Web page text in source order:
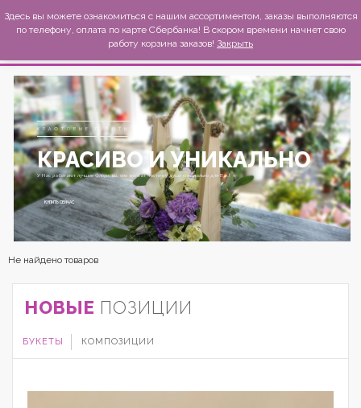
MexиKo
КРАФТОВЫЕ РАБОТЫ
КРАСИВО И УНИКАЛЬНО
У Нас работают лучшие флористы, они вложат частичку души специально для Вас!
КУПИТЬ СЕЙЧАС
Не найдено товаров
НОВЫЕ ПОЗИЦИИ
БУКЕТЫ КОМПОЗИЦИИ
Здесь вы можете ознакомиться с нашим ассортиментом, заказы выполняются
по телефону, оплата по карте Сбербанка! В скором времени начнет свою
работу корзина заказов! Закрыть